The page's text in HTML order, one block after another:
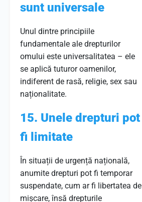
sunt universale
Unul dintre principiile
fundamentale ale drepturilor
omului este universalitatea – ele
se aplică tuturor oamenilor,
indiferent de rasă, religie, sex sau
naționalitate.
15. Unele drepturi pot
fi limitate
În situații de urgență națională,
anumite drepturi pot fi temporar
suspendate, cum ar fi libertatea de
mișcare, însă drepturile